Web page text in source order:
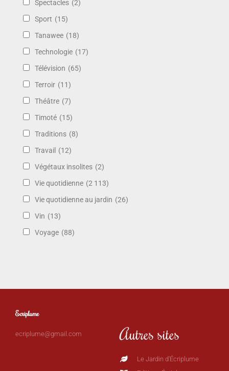
Spectacles (2)
Sport (15)
Tanawee (18)
Technologie (17)
Télévision (65)
Terroir (11)
Théâtre (7)
Timoté (15)
Traditions (8)
Travail (12)
Végétaux insolites (2)
Vie quotidienne (2 113)
Vie quotidienne au jardin (26)
Vin (13)
Voyage (88)
Ecriplume
ecriplume@gmail.com Autres sites
Le Jardin d'Écriplume